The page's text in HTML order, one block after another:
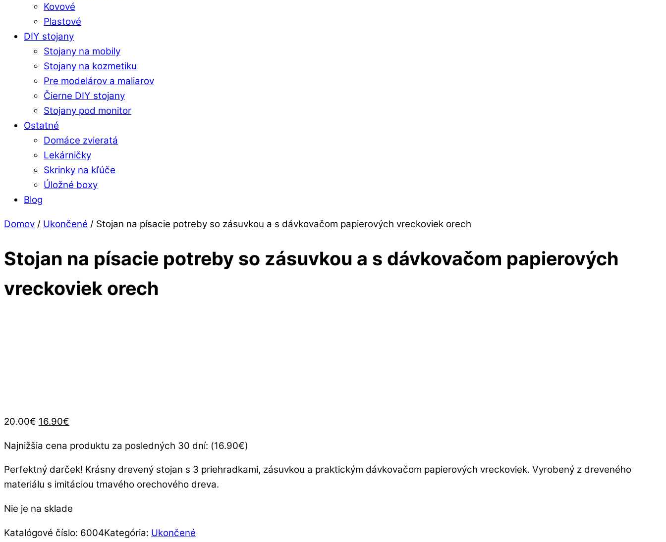
Kovové
Plastové
DIY stojany
Stojany na mobily
Stojany na kozmetiku
Pre modelárov a maliarov
Čierne DIY stojany
Stojany pod monitor
Ostatné
Domáce zvieratá
Lekárničky
Skrinky na kľúče
Úložné boxy
Blog
Close
Close
Domov / Ukončené / Stojan na písacie potreby so zásuvkou a s dávkovačom papierových vreckoviek orech
Stojan na písacie potreby so zásuvkou a s dávkovačom papierových
vreckoviek orech
20.00€ Pôvodná
bola:
20.00€.
16.90€
je:
16.90€.
Najnižšia cena produktu za posledných 30 dní: (16.90€)
Perfektný darček! Krásny drevený stojan s 3 priehradkami, zásuvkou a praktickým dávkovačom papierových vreckoviek. Vyrobený z dreveného
materiálu s imitáciou tmavého orechového dreva.
Nie je na sklade
Katalógové číslo: 6004Kategória: Ukončené